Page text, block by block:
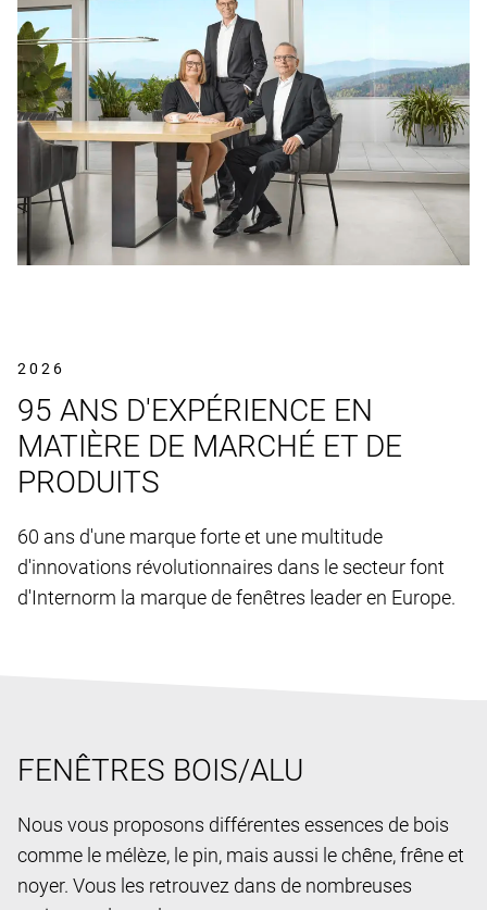
2026
95 ANS D'EXPÉRIENCE EN
MATIÈRE DE MARCHÉ ET DE
PRODUITS
60 ans d'une marque forte et une multitude
d'innovations révolutionnaires dans le secteur font
d'Internorm la marque de fenêtres leader en Europe.
FENÊTRES BOIS/ALU
Nous vous proposons différentes essences de bois
comme le mélèze, le pin, mais aussi le chêne, frêne et
noyer. Vous les retrouvez dans de nombreuses